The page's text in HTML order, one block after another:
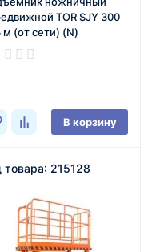
TOR SJY 300
м (от сети) (N)
В корзину
товара: 215128